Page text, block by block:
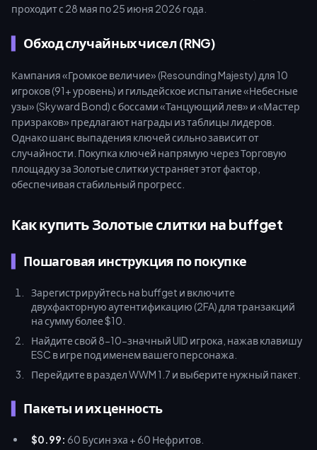
проходит с 28 мая по 25 июня 2026 года.
Обход случайных чисел (RNG)
Кампания «Громкое величие» (Resounding Majesty) для 10
игроков (91+ уровень) и гильдейское испытание «Небесные
узы» (Skyward Bond) с боссами «Танцующий лев» и «Мастер
призраков» предлагают награды из таблицы лидеров.
Однако шанс выпадения ключей сильно зависит от
случайности. Покупка ключей напрямую через Торговую
площадку за Золотые слитки устраняет этот фактор,
обеспечивая стабильный прогресс.
Как купить Золотые слитки на buffget
Пошаговая инструкция по покупке
Зарегистрируйтесь на buffget и включите
двухфакторную аутентификацию (2FA) для транзакций
на сумму более $10.
Найдите свой 8-10-значный UID игрока, нажав клавишу
ESC в игре под именем вашего персонажа.
Перейдите в раздел WWM 1.7 и выберите нужный пакет.
Пакеты и их ценность
$0.99: 60 Бусин эха + 60 Нефритов.